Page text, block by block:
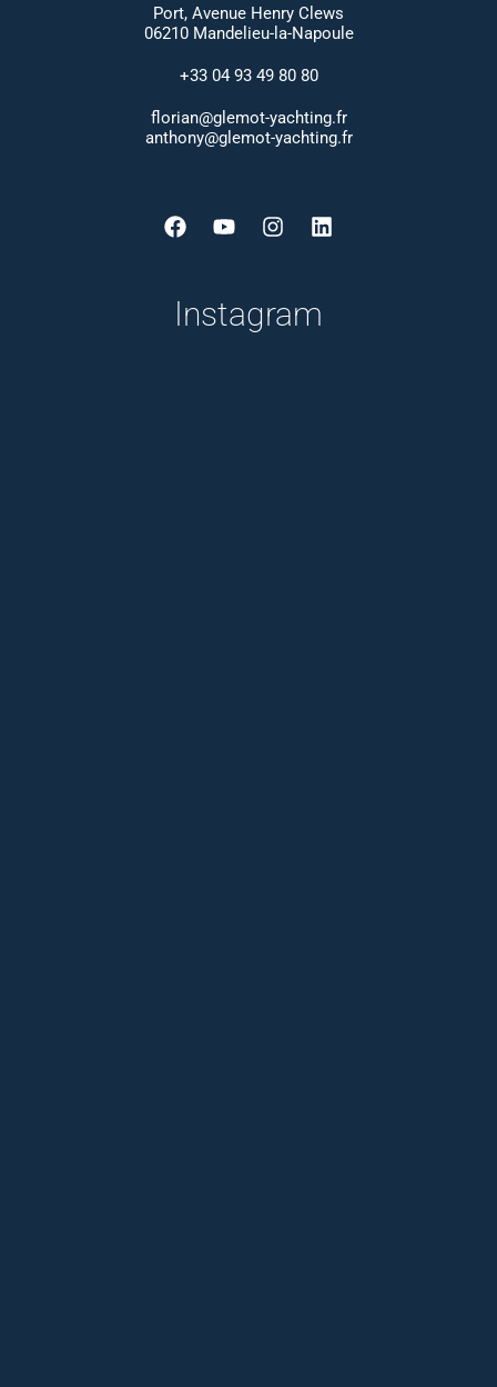
Port, Avenue Henry Clews
06210 Mandelieu-la-Napoule
+33 04 93 49 80 80
florian@glemot-yachting.fr
anthony@glemot-yachting.fr
Facebook
YoutubeInstagram
Linkedin
Instagram